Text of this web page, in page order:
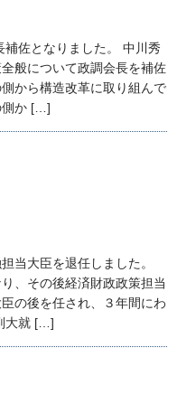
佐となりました。 中川秀
般について政調会長を補佐
から構造改革に取り組んで
側か […]
当大臣を退任しました。
、その後経済財政政策担当
の後を任され、３年間にわ
大就 […]